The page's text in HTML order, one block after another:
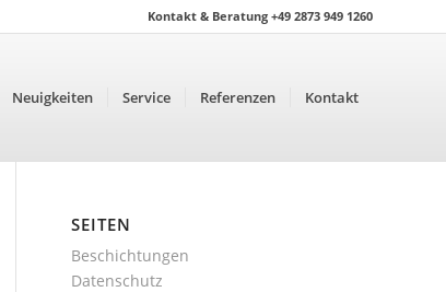
Kontakt & Beratung +49 2873 949 1260
Neuigkeiten Service Referenzen Kontakt
SEITEN
Beschichtungen
Datenschutz